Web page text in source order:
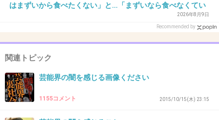
>>1
私もそれ衝撃的だった
父親の誕生日パーティーにすごいものを用意す
るんだね…
奥さんのご両親は何を思うだろう
+3648
はまずいから食べたくない」と…「まずいなら食べなくてい
い。今後は自分で食事を用意しなさい。お金は渡す」と言っ
2026年8月9日
Recommended by
関連トピック
芸能界の闇を感じる画像ください
1155コメント 2015/10/15(木) 23:15